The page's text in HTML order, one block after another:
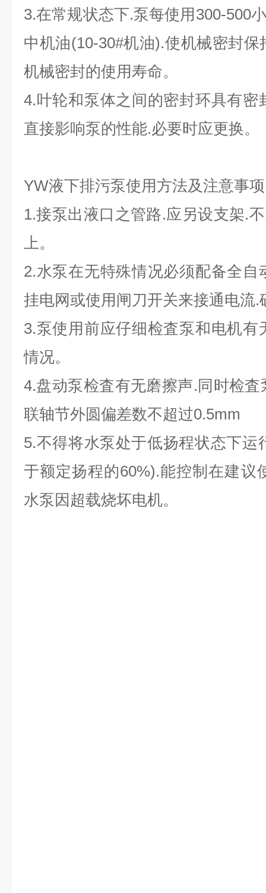
3.在常规状态下.泵每使用300-500
中机油(10-30#机油).使机械密封
机械密封的使用寿命。
4.叶轮和泵体之间的密封环具有密
直接影响泵的性能.必要时应更换。
YW液下排污泵使用方法及注意事项
1.接泵出液口之管路.应另设支架.
上。
2.水泵在无特殊情况必须配备全
挂电网或使用闸刀开关来接通电流.
3.泵使用前应仔细检査泵和电机
情况。
4.盘动泵检査有无磨擦声.同时检
联轴节外圆偏差数不超过0.5mm
5.不得将水泵处于低扬程状态下运
于额定扬程的60%).能控制在建议
水泵因超载烧坏电机。